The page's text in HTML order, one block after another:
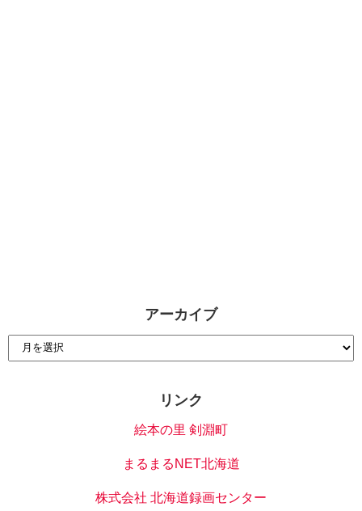
アーカイブ
リンク
絵本の里 剣淵町
まるまるNET北海道
株式会社 北海道録画センター